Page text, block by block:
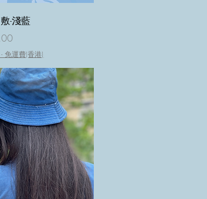
快速瀏覽
-淺藍
免運費(香港)